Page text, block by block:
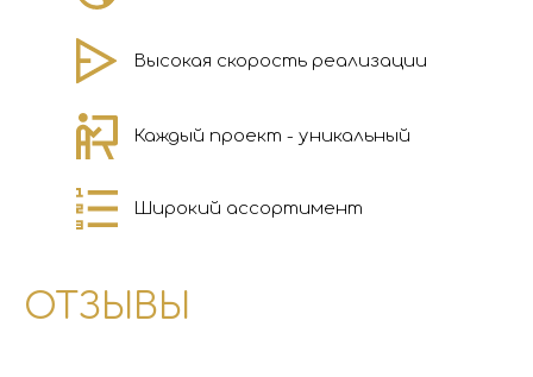
Каждый проект - уникальный
Высокая скорость реализации
Широкий ассортимент
ОТЗЫВЫ